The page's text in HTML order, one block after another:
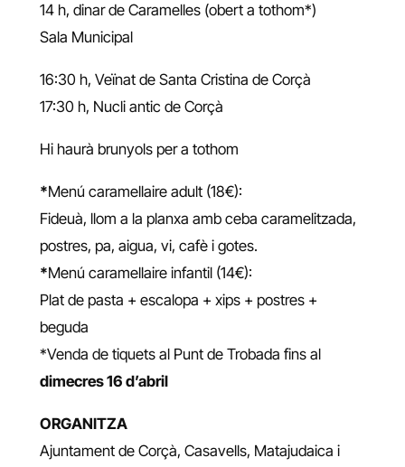
14 h, dinar de Caramelles (obert a tothom*)
Sala Municipal
16:30 h, Veïnat de Santa Cristina de Corçà
17:30 h, Nucli antic de Corçà
Hi haurà brunyols per a tothom
*Menú caramellaire adult (18€):
Fideuà, llom a la planxa amb ceba caramelitzada,
postres, pa, aigua, vi, cafè i gotes.
*Menú caramellaire infantil (14€):
Plat de pasta + escalopa + xips + postres +
beguda
*Venda de tiquets al Punt de Trobada fins al
dimecres 16 d’abril
ORGANITZA
Ajuntament de Corçà, Casavells, Matajudaica i